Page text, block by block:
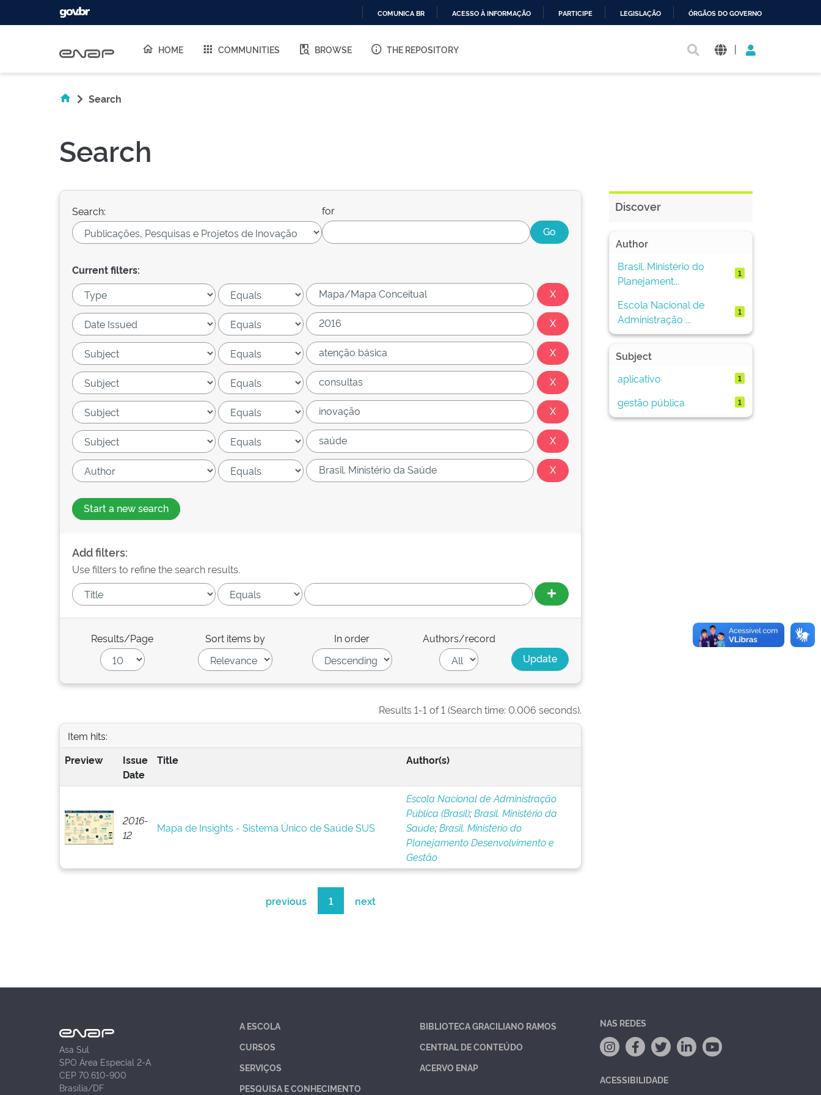
O
COMUNICA BR ACESSO À INFORMAÇÃO PARTICIPE LEGISLAÇÃO ÓRGÃOS DO GOVERNO
HOME COMMUNITIES BROWSE THE REPOSITORY |
Search
Search
Search: for
Current filters:
Start a new search
Add filters:
Use filters to refine the search results.
Results/Page Sort items by In order Authors/record
Results 1-1 of 1 (Search time: 0.006 seconds).
Item hits:
Preview
Issue
Date
Title Author(s)
2016-
12
Mapa de Insights - Sistema Único de Saúde SUS
Escola Nacional de Administração
Pública (Brasil);Brasil. Ministério da
Saúde;Brasil. Ministério do
Planejamento Desenvolvimento e
Gestão
previous 1 next
Discover
Author
Brasil. Ministério do
Planejament...
1
Escola Nacional de
Administração ...
1
Subject
aplicativo
1
gestão pública 1
Asa Sul
SPO Área Especial 2-A
CEP 70.610-900
Brasília/DF
A ESCOLA
CURSOS
SERVIÇOS
PESQUISA E CONHECIMENTO
BIBLIOTECA GRACILIANO RAMOS
CENTRAL DE CONTEÚDO
ACERVO ENAP
NAS REDES
ACESSIBILIDADE